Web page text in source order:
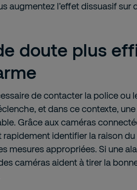
augmentez l’effet dissuasif sur
doute plus
de contacter la police ou
et dans ce contexte, une
Grâce aux caméras
rapidement identifier la raison
mesures appropriées. Si une
caméras aident à tirer la